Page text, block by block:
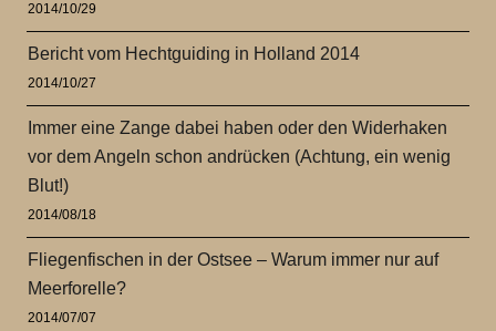
2014/10/29
Bericht vom Hechtguiding in Holland 2014
2014/10/27
Immer eine Zange dabei haben oder den Widerhaken
vor dem Angeln schon andrücken (Achtung, ein wenig
Blut!)
2014/08/18
Fliegenfischen in der Ostsee – Warum immer nur auf
Meerforelle?
2014/07/07